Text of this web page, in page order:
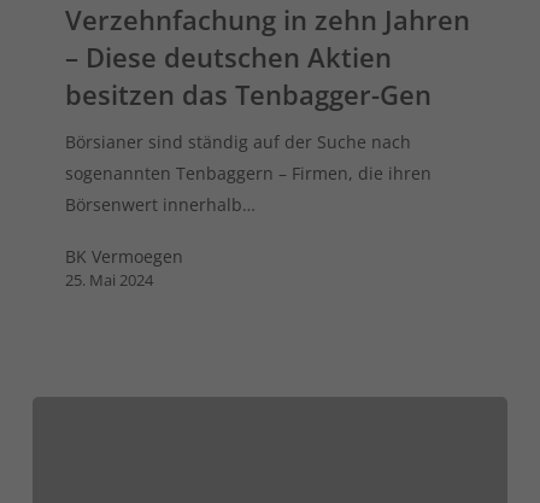
Verzehnfachung in zehn Jahren
– Diese deutschen Aktien
besitzen das Tenbagger-Gen
Börsianer sind ständig auf der Suche nach
sogenannten Tenbaggern – Firmen, die ihren
Börsenwert innerhalb…
BK Vermoegen
25. Mai 2024